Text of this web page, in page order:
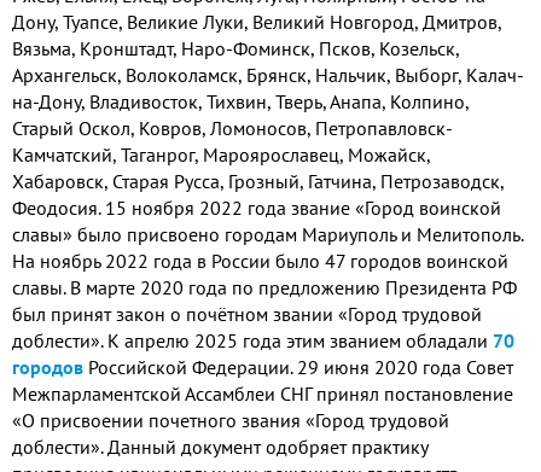
Дону, Туапсе, Великие Луки, Великий Новгород, Дмитров,
Вязьма, Кронштадт, Наро-Фоминск, Псков, Козельск,
Архангельск, Волоколамск, Брянск, Нальчик, Выборг, Калач-
на-Дону, Владивосток, Тихвин, Тверь, Анапа, Колпино,
Старый Оскол, Ковров, Ломоносов, Петропавловск-
Камчатский, Таганрог, Мароярославец, Можайск,
Хабаровск, Старая Русса, Грозный, Гатчина, Петрозаводск,
Феодосия. 15 ноября 2022 года звание «Город воинской
славы» было присвоено городам Мариуполь и Мелитополь.
На ноябрь 2022 года в России было 47 городов воинской
славы. В марте 2020 года по предложению Президента РФ
был принят закон о почётном звании «Город трудовой
доблести». К апрелю 2025 года этим званием обладали 70
городов Российской Федерации. 29 июня 2020 года Совет
Межпарламентской Ассамблеи СНГ принял постановление
«О присвоении почетного звания «Город трудовой
доблести». Данный документ одобряет практику